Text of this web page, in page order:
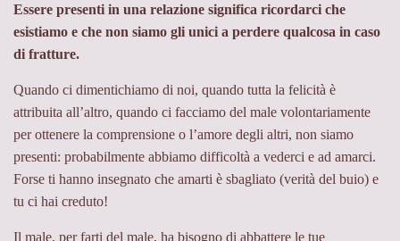
Essere presenti in una relazione significa ricordarci che
esistiamo e che non siamo gli unici a perdere qualcosa in caso
di fratture.
Quando ci dimentichiamo di noi, quando tutta la felicità è
attribuita all’altro, quando ci facciamo del male volontariamente
per ottenere la comprensione o l’amore degli altri, non siamo
presenti: probabilmente abbiamo difficoltà a vederci e ad amarci.
Forse ti hanno insegnato che amarti è sbagliato (verità del buio) e
tu ci hai creduto!
Il male, per farti del male, ha bisogno di abbattere le tue